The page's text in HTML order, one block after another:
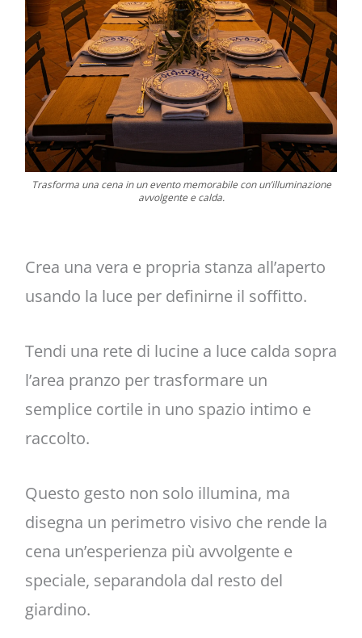
Trasforma una cena in un evento memorabile con un’illuminazione
avvolgente e calda.
Crea una vera e propria stanza all’aperto
usando la luce per definirne il soffitto.
Tendi una rete di lucine a luce calda sopra
l’area pranzo per trasformare un
semplice cortile in uno spazio intimo e
raccolto.
Questo gesto non solo illumina, ma
disegna un perimetro visivo che rende la
cena un’esperienza più avvolgente e
speciale, separandola dal resto del
giardino.